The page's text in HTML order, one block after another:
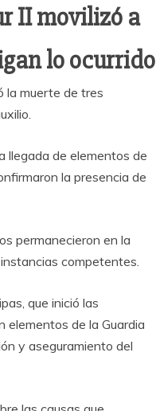
II movilizó a
lo ocurrido
la muerte de tres
llegada de elementos de
la presencia de
permanecieron en la
competentes.
que inició las
elementos de la Guardia
y aseguramiento del